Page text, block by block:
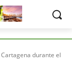
durante el